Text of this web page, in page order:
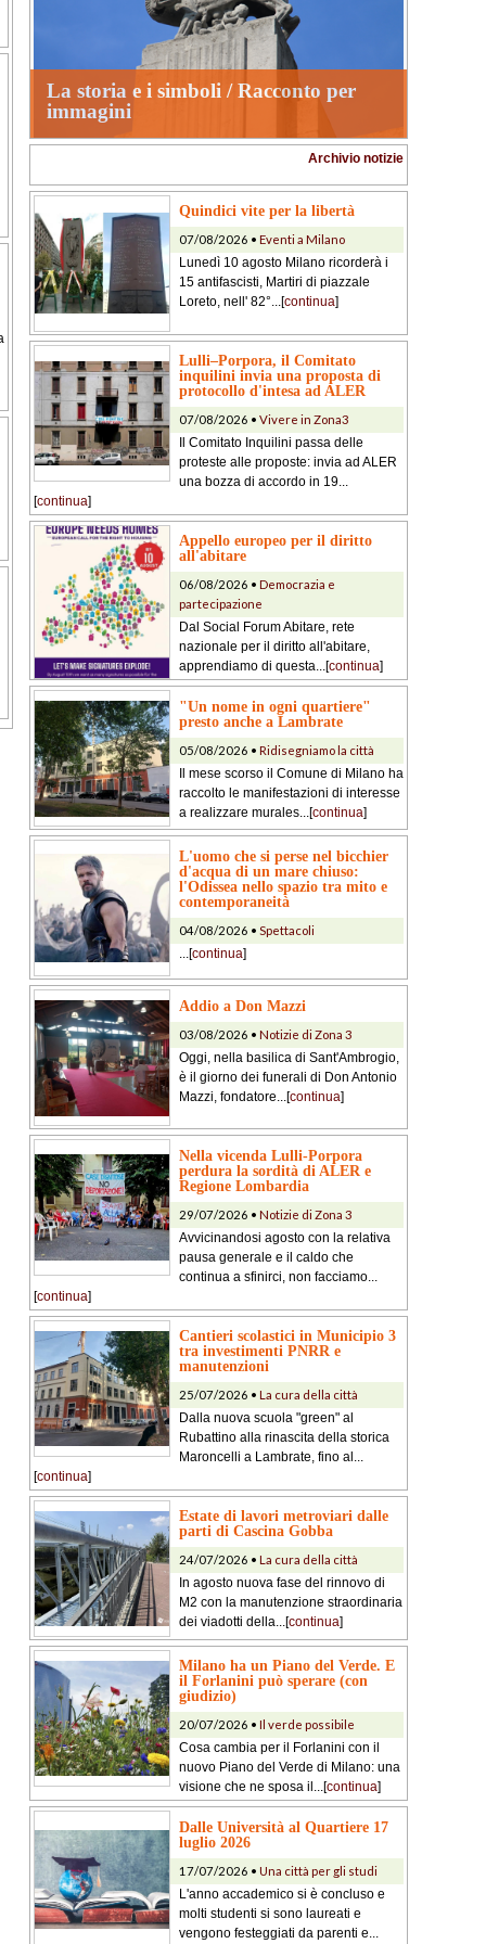
La storia e i simboli / Racconto per
immagini
Archivio notizie
Quindici vite per la libertà
07/08/2026 • Eventi a Milano
Lunedì 10 agosto Milano ricorderà i
15 antifascisti, Martiri di piazzale
Loreto, nell' 82°...[continua]
Lulli–Porpora, il Comitato
inquilini invia una proposta di
protocollo d'intesa ad ALER
07/08/2026 • Vivere in Zona3
Il Comitato Inquilini passa delle
proteste alle proposte: invia ad ALER
una bozza di accordo in 19...
[continua]
Appello europeo per il diritto
all'abitare
06/08/2026 • Democrazia e
partecipazione
Dal Social Forum Abitare, rete
nazionale per il diritto all'abitare,
apprendiamo di questa...[continua]
"Un nome in ogni quartiere"
presto anche a Lambrate
05/08/2026 • Ridisegniamo la città
Il mese scorso il Comune di Milano ha
raccolto le manifestazioni di interesse
a realizzare murales...[continua]
L'uomo che si perse nel bicchier
d'acqua di un mare chiuso:
l'Odissea nello spazio tra mito e
contemporaneità
04/08/2026 • Spettacoli
...[continua]
Addio a Don Mazzi
03/08/2026 • Notizie di Zona 3
Oggi, nella basilica di Sant'Ambrogio,
è il giorno dei funerali di Don Antonio
Mazzi, fondatore...[continua]
Nella vicenda Lulli-Porpora
perdura la sordità di ALER e
Regione Lombardia
29/07/2026 • Notizie di Zona 3
Avvicinandosi agosto con la relativa
pausa generale e il caldo che
continua a sfinirci, non facciamo...
[continua]
Cantieri scolastici in Municipio 3
tra investimenti PNRR e
manutenzioni
25/07/2026 • La cura della città
Dalla nuova scuola "green" al
Rubattino alla rinascita della storica
Maroncelli a Lambrate, fino al...
[continua]
Estate di lavori metroviari dalle
parti di Cascina Gobba
24/07/2026 • La cura della città
In agosto nuova fase del rinnovo di
M2 con la manutenzione straordinaria
dei viadotti della...[continua]
Milano ha un Piano del Verde. E
il Forlanini può sperare (con
giudizio)
20/07/2026 • Il verde possibile
Cosa cambia per il Forlanini con il
nuovo Piano del Verde di Milano: una
visione che ne sposa il...[continua]
Dalle Università al Quartiere 17
luglio 2026
17/07/2026 • Una città per gli studi
L'anno accademico si è concluso e
molti studenti si sono laureati e
vengono festeggiati da parenti e...